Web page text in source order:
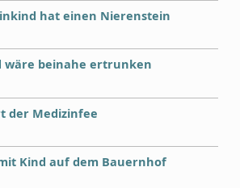
hat einen Nierenstein
wäre beinahe ertrunken
der Medizinfee
Kind auf dem Bauernhof